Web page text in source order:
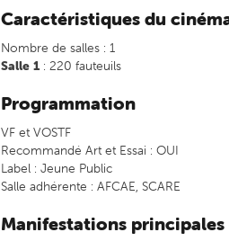
Caractéristiques du
Nombre de salles : 1
Salle 1 : 220 fauteuils
Programmation
VF et VOSTF
Recommandé Art et Essai : OUI
Label : Jeune Public
Salle adhérente : AFCAE, SCARE
Manifestations principales